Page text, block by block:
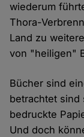
wiederum
Thora-
Land zu
von "heiligen"
Bücher sind
betrachtet sind
bedruckte
Und doch